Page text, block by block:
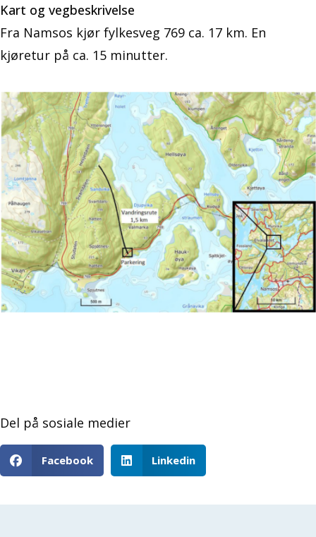
Kart og vegbeskrivelse
Fra Namsos kjør fylkesveg 769 ca. 17 km. En
kjøretur på ca. 15 minutter.
Del på sosiale medier
Facebook Linkedin